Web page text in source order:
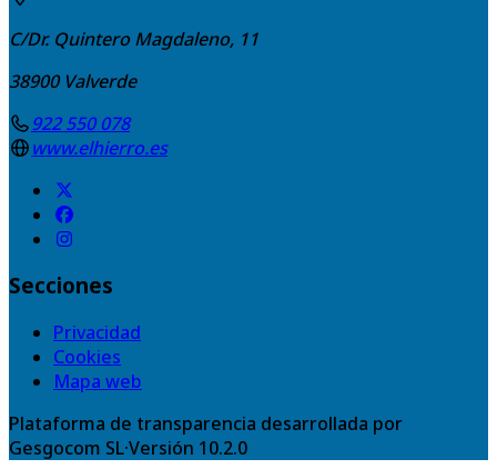
C/Dr. Quintero Magdaleno, 11
38900 Valverde
922 550 078
www.elhierro.es
Secciones
Privacidad
Cookies
Mapa web
Plataforma de transparencia desarrollada por
Gesgocom SL·Versión 10.2.0